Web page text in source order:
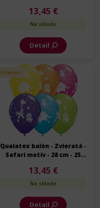
13,45 €
Na sklade
Detail
Skladom
Qualatex balón - Zvieratá -
Safari motív - 28 cm - 25
13,45 €
Na sklade
Detail